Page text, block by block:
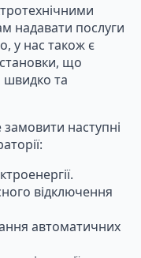
надавати послуги
у нас також є
що
швидко та
наступні
відключення
автоматичних